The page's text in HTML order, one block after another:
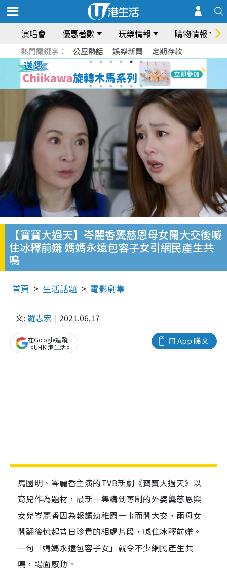
演唱會 優惠著數 玩樂情報 購物情報
熱門關鍵字： 公屋熱話 娛樂新聞 定期存款
【寶寶大過天】岑麗香龔慈恩母女鬧大交後喊
住冰釋前嫌 媽媽永遠包容子女引網民產生共
鳴
首頁 生活話題 電影劇集
文: 羅志宏 2021.06.17
用 App 睇文
在Google追蹤
《UHK 港生活》
馬國明、岑麗香主演的TVB新劇《寶寶大過天》以
育兒作為題材，最新一集講到專制的外婆龔慈恩與
女兒岑麗香因為報讀幼稚園一事而鬧大交，兩母女
鬧翻後憶起昔日珍貴的相處片段，喊住冰釋前嫌。
一句「媽媽永遠包容子女」就令不少網民產生共
鳴，場面感動。